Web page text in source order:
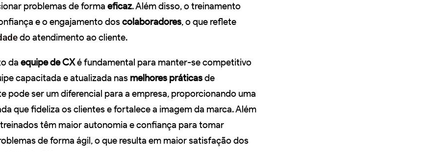
problemas de forma eficaz. Além disso, o treinamento
e o engajamento doscolaboradores, o que reflete
do atendimento ao cliente.
da equipe de CXé fundamental para manter-se competitivo
capacitada e atualizada nas melhores práticasde
pode ser um diferencial para a empresa, proporcionando uma
que fideliza os clientes e fortalece a imagem da marca. Além
treinados têm maior autonomia e confiança para tomar
de forma ágil, o que resulta em maior satisfação dos